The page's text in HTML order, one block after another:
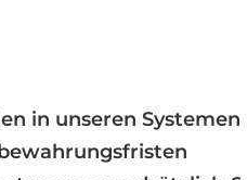
in unseren Systemen